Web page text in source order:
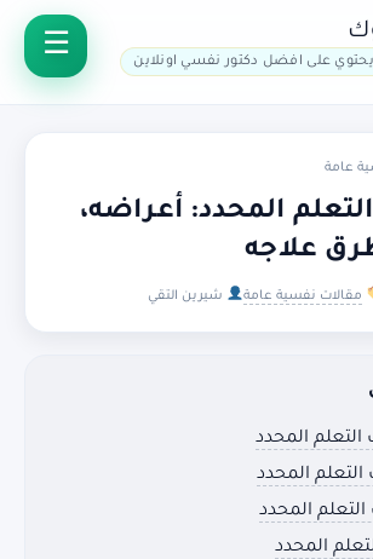
على افضل دكتور نفسي اونلاين
عامة
المحدد: أعراضه،
علاجه
مقالات نفسية عامة شيرين التقي
المحدد
المحدد
المحدد
المحدد